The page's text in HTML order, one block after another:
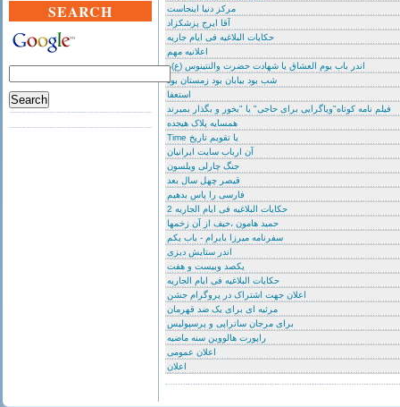
SEARCH
مرکز دنیا اینجاست
آقا ایرج پزشکزاد
حکایات البلاغیه فی ایام جاریه
اعلانیه مهم
اندر باب یوم العشاق یا شهادت حضرت والنتینوس (ع)ه
شب بود بیابان بود زمستان بود
استعفا
فیلم نامه کوتاه"ویاگرایی برای حاجی" یا "بخور و بگذار بمیرند
همسایه پلاک هیجده
Time یا تقویم تاریخ
آن ارباب سایت ایرانیان
جنگ چارلی ویلسون
قیصر چهل سال بعد
فارسی را پاس بدهیم
حکایات البلاغیه فی ایام الجاریه 2
حمید هامون ،حیف از آن زخمها
سفرنامه میرزا بایرام - باب یکم
اندر ستایش دیزی
یکصد وبیست و هفت
حکایات البلاغیه فی ایام الجاریه
اعلان جهت اشتراک در پروگرام جشن
مرثیه ای برای یک ضد قهرمان
برای مرجان ساتراپی و پرسپولیس
راپورت هالووین سنه ماضیه
اعلان عمومی
اعلان